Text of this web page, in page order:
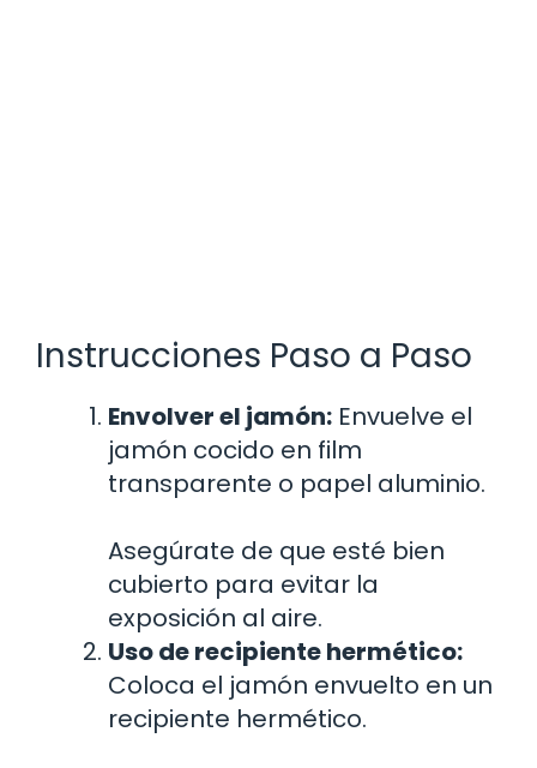
Instrucciones Paso a Paso
Envolver el jamón: Envuelve el
jamón cocido en film
transparente o papel aluminio.
Asegúrate de que esté bien
cubierto para evitar la
exposición al aire.
Uso de recipiente hermético:
Coloca el jamón envuelto en un
recipiente hermético.